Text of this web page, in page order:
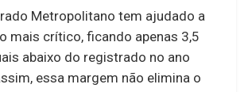
Metropolitano tem ajudado a
mais crítico, ficando apenas 3,5
abaixo do registrado no ano
essa margem não elimina o